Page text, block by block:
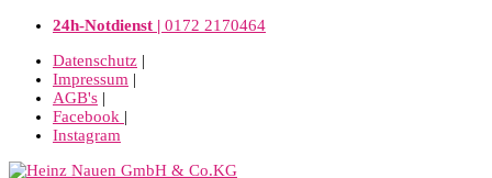
24h-Notdienst | 0172 2170464
Datenschutz |
Impressum |
AGB's |
Facebook |
Instagram